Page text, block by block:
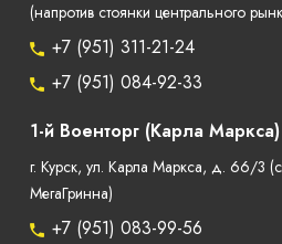
(напротив стоянки центрального
+7 (951) 311-21-24
+7 (951) 084-92-33
1-й Военторг (Карла Маркса)
г. Курск, ул. Карла Маркса, д. 66/3
МегаГринна)
+7 (951) 083-99-56